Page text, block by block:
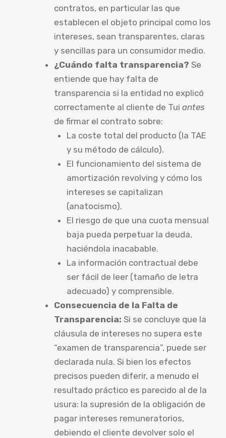
contratos, en particular las que
establecen el objeto principal como los
intereses, sean transparentes, claras
y sencillas para un consumidor medio.
¿Cuándo falta transparencia? Se
entiende que hay falta de
transparencia si la entidad no explicó
correctamente al cliente de Tui antes
de firmar el contrato sobre:
La coste total del producto (la TAE
y su método de cálculo).
El funcionamiento del sistema de
amortización revolving y cómo los
intereses se capitalizan
(anatocismo).
El riesgo de que una cuota mensual
baja pueda perpetuar la deuda,
haciéndola inacabable.
La información contractual debe
ser fácil de leer (tamaño de letra
adecuado) y comprensible.
Consecuencia de la Falta de
Transparencia: Si se concluye que la
cláusula de intereses no supera este
“examen de transparencia”, puede ser
declarada nula. Si bien los efectos
precisos pueden diferir, a menudo el
resultado práctico es parecido al de la
usura: la supresión de la obligación de
pagar intereses remuneratorios,
debiendo el cliente devolver solo el